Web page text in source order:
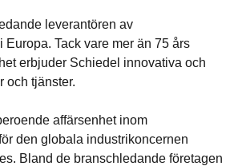
leverantören av
Europa. Tack vare mer än 75 års
erbjuder Schiedel innovativa och
och tjänster.
affärsenhet inom
den globala industrikoncernen
Bland de branschledande företagen